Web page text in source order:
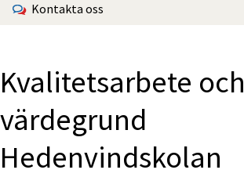
Kontakta oss
Kvalitetsarbete och
värdegrund
Hedenvindskolan